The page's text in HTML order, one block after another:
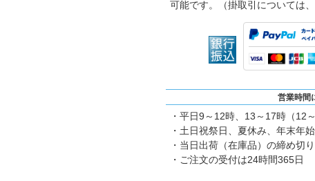
可能です。（掛取引については
営業時間
・平日9～12時、13～17時（12
・土日祝祭日、夏休み、年末年
・当日出荷（在庫品）の締め切
・ご注文の受付は24時間365日